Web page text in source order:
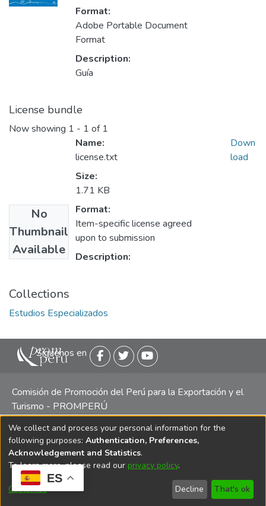
ES
Format:
Adobe Portable Document
Format
Description:
Guía
License bundle
Now showing 1 - 1 of 1
No
Thumbnail
Available
Name:
license.txt
Size:
1.71 KB
Format:
Item-specific license agreed
upon to submission
Description:
Down
load
Collections
Estudios Especializados
Siguenos en
Comisión de Promoción del Perú para la Exportación y el
Turismo - PROMPERÚ
Central telefónica: (511) 616 7300 / 616 7400 Calle Uno
Oeste 50, Edificio Mincetur, Pisos 13 y 14, San Isidro -
Lima
Copyright 2025 PROMPERÚ
We collect and process your personal information for the
following purposes: Authentication, Preferences,
Acknowledgement and Statistics.
To learn more, please read our privacy policy.
Customize Decline That's ok